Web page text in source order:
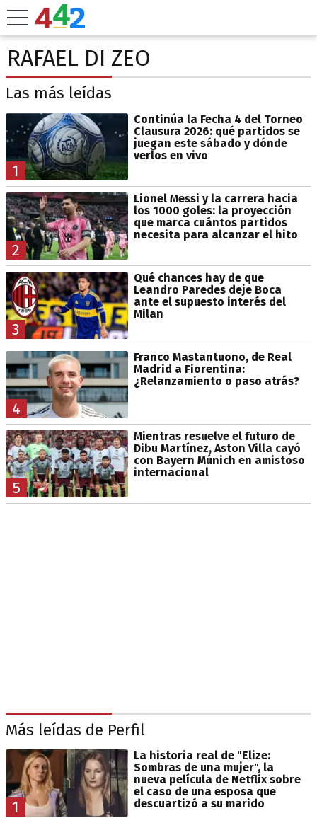
RAFAEL DI ZEO
Las más leídas
1
Continúa la Fecha 4 del Torneo
Clausura 2026: qué partidos se
juegan este sábado y dónde
verlos en vivo
2
Lionel Messi y la carrera hacia
los 1000 goles: la proyección
que marca cuántos partidos
necesita para alcanzar el hito
3
Qué chances hay de que
Leandro Paredes deje Boca
ante el supuesto interés del
Milan
4
Franco Mastantuono, de Real
Madrid a Fiorentina:
¿Relanzamiento o paso atrás?
5
Mientras resuelve el futuro de
Dibu Martínez, Aston Villa cayó
con Bayern Múnich en amistoso
internacional
Más leídas de Perfil
1
La historia real de "Elize:
Sombras de una mujer", la
nueva película de Netflix sobre
el caso de una esposa que
descuartizó a su marido